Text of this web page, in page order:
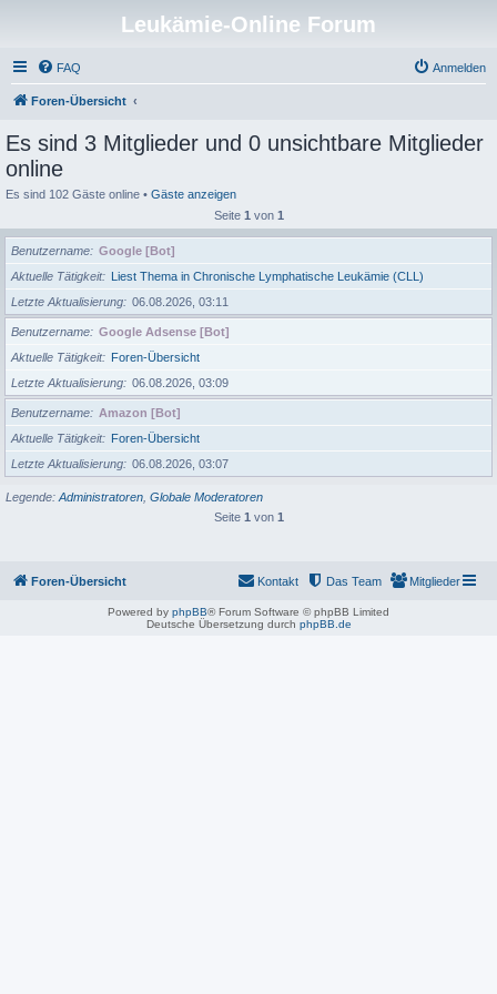
Leukämie-Online Forum
FAQ Anmelden
Foren-Übersicht
Es sind 3 Mitglieder und 0 unsichtbare Mitglieder
online
Es sind 102 Gäste online • Gäste anzeigen
Seite 1 von 1
Benutzername
Google [Bot]
Aktuelle Tätigkeit
Liest Thema in Chronische Lymphatische Leukämie (CLL)
Letzte Aktualisierung
06.08.2026, 03:11
Benutzername
Google Adsense [Bot]
Aktuelle Tätigkeit
Foren-Übersicht
Letzte Aktualisierung
06.08.2026, 03:09
Benutzername
Amazon [Bot]
Aktuelle Tätigkeit
Foren-Übersicht
Letzte Aktualisierung
06.08.2026, 03:07
Legende: Administratoren Globale Moderatoren
Seite 1 von 1
Foren-Übersicht Mitglieder
Das Team
Kontakt
Powered by phpBB® Forum Software © phpBB Limited
Deutsche Übersetzung durch phpBB.de